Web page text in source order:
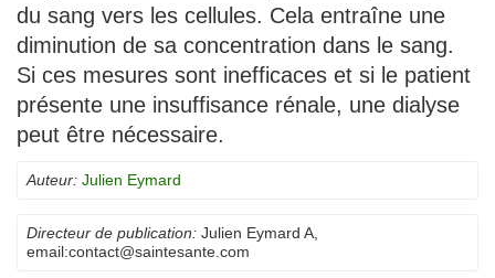
du sang vers les cellules. Cela entraîne une
diminution de sa concentration dans le sang.
Si ces mesures sont inefficaces et si le patient
présente une insuffisance rénale, une dialyse
peut être nécessaire.
Auteur: Julien Eymard
Directeur de publication: Julien Eymard A,
email:contact@saintesante.com